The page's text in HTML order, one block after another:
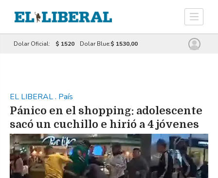
Dolar Oficial: $ 1520 Dolar Blue:$ 1530,00
EL LIBERAL. País
Pánico en el shopping: adolescente
sacó un cuchillo e hirió a 4 jóvenes